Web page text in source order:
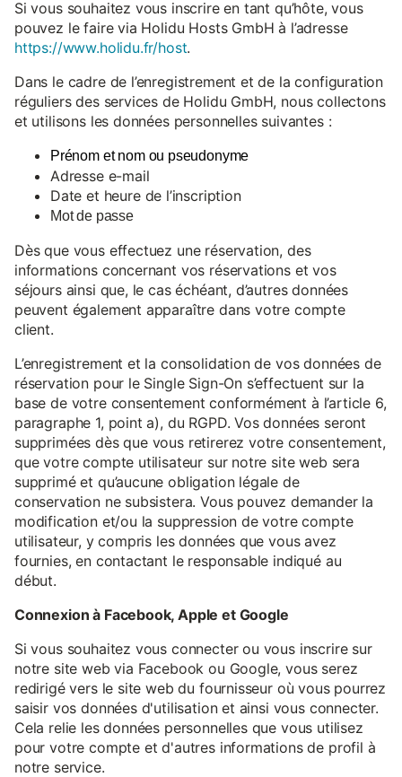
Si vous souhaitez vous inscrire en tant qu’hôte, vous
pouvez le faire via Holidu Hosts GmbH à l’adresse
https://www.holidu.fr/host.
Dans le cadre de l’enregistrement et de la configuration
réguliers des services de Holidu GmbH, nous collectons
et utilisons les données personnelles suivantes :
Prénom et nom ou pseudonyme
Adresse e-mail
Date et heure de l’inscription
Mot de passe
Dès que vous effectuez une réservation, des
informations concernant vos réservations et vos
séjours ainsi que, le cas échéant, d’autres données
peuvent également apparaître dans votre compte
client.
L’enregistrement et la consolidation de vos données de
réservation pour le Single Sign-On s’effectuent sur la
base de votre consentement conformément à l’article 6,
paragraphe 1, point a), du RGPD. Vos données seront
supprimées dès que vous retirerez votre consentement,
que votre compte utilisateur sur notre site web sera
supprimé et qu’aucune obligation légale de
conservation ne subsistera. Vous pouvez demander la
modification et/ou la suppression de votre compte
utilisateur, y compris les données que vous avez
fournies, en contactant le responsable indiqué au
début.
Connexion à Facebook, Apple et Google
Si vous souhaitez vous connecter ou vous inscrire sur
notre site web via Facebook ou Google, vous serez
redirigé vers le site web du fournisseur où vous pourrez
saisir vos données d'utilisation et ainsi vous connecter.
Cela relie les données personnelles que vous utilisez
pour votre compte et d'autres informations de profil à
notre service.